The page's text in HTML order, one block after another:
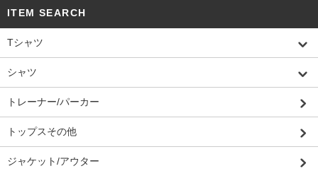
ITEM SEARCH
Tシャツ
シャツ
トレーナー/パーカー
トップスその他
ジャケット/アウター